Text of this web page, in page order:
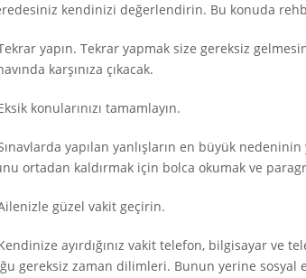
kendinizi değerlendirin. Bu konuda
yapın. Tekrar yapmak size gereksiz
karşınıza çıkacak.
konularınızı tamamlayın.
yapılan yanlışların en büyük
ortadan kaldırmak için bolca okumak ve
güzel vakit geçirin.
ayırdığınız vakit telefon, bilgisayar ve
gereksiz zaman dilimleri. Bunun yerine sosyal